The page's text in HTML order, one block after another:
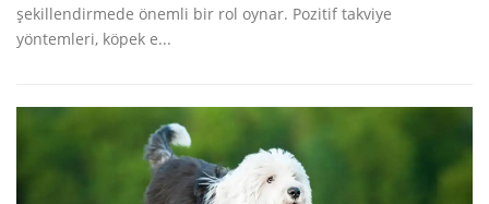
şekillendirmede önemli bir rol oynar. Pozitif takviye
yöntemleri, köpek e...